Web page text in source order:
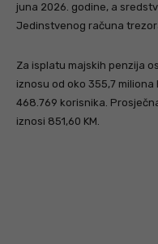
juna 2026. godine, a
Jedinstvenog računa
Za isplatu majskih penzija
iznosu od oko 355,7 miliona
468.769 korisnika.
iznosi 851,60 KM.